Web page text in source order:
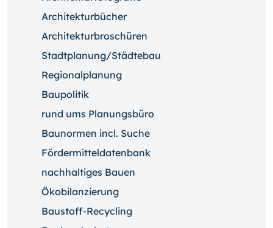
Architekturbücher
Architekturbroschüren
Stadtplanung/Städtebau
Regionalplanung
Baupolitik
rund ums Planungsbüro
Baunormen incl. Suche
Fördermitteldatenbank
nachhaltiges Bauen
Ökobilanzierung
Baustoff-Recycling